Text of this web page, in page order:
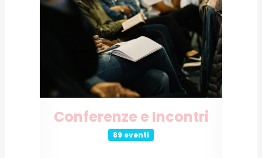
Conferenze e Incontri
89 eventi